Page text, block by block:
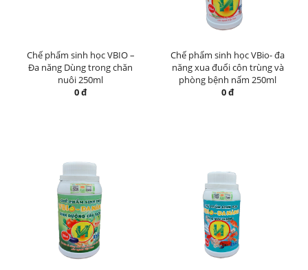
Chế phẩm sinh học VBIO –
Đa năng Dùng trong chăn
nuôi 250ml
0 đ
Chế phẩm sinh học VBio- đa
năng xua đuổi côn trùng và
phòng bệnh nấm 250ml
0 đ